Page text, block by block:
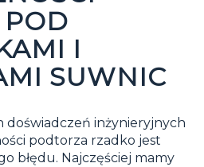
I
SUWNIC
doświadczeń inżynieryjnych
podtorza rzadko jest
błędu. Najczęściej mamy